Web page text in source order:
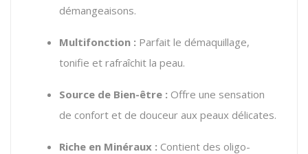
démangeaisons.
Multifonction : Parfait le démaquillage,
tonifie et rafraîchit la peau.
Source de Bien-être : Offre une sensation
de confort et de douceur aux peaux délicates.
Riche en Minéraux : Contient des oligo-